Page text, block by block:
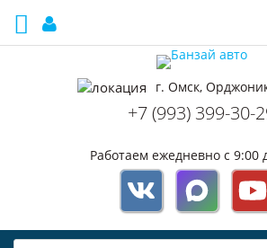
г. Омск,
+7 (993) 399-30-
Работаем ежедневно с 9:00